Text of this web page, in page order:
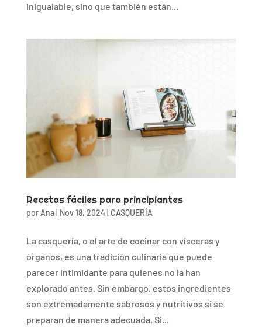
inigualable, sino que también están...
Recetas fáciles para principiantes
porAna| Nov 18, 2024| CASQUERÍA
La casquería, o el arte de cocinar con vísceras y
órganos, es una tradición culinaria que puede
parecer intimidante para quienes no la han
explorado antes. Sin embargo, estos ingredientes
son extremadamente sabrosos y nutritivos si se
preparan de manera adecuada. Si...